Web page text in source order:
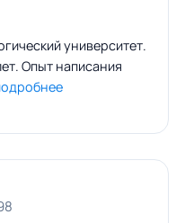
университет.
Опыт написания